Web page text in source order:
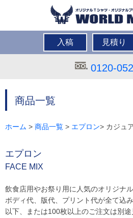
入稿 見積り
0120-
商品一覧
ホーム > 商品一覧 > エプロン> カジュ
エプロン
FACE MIX
飲食店用やお祭り用に人気のオリジナ
ボディ代、版代、プリント代が全て込
以下、または100枚以上のご注文は別途